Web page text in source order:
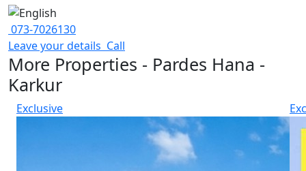
073-7026130
Leave your details Call
More Properties - Pardes Hana -
Karkur
Exclusive